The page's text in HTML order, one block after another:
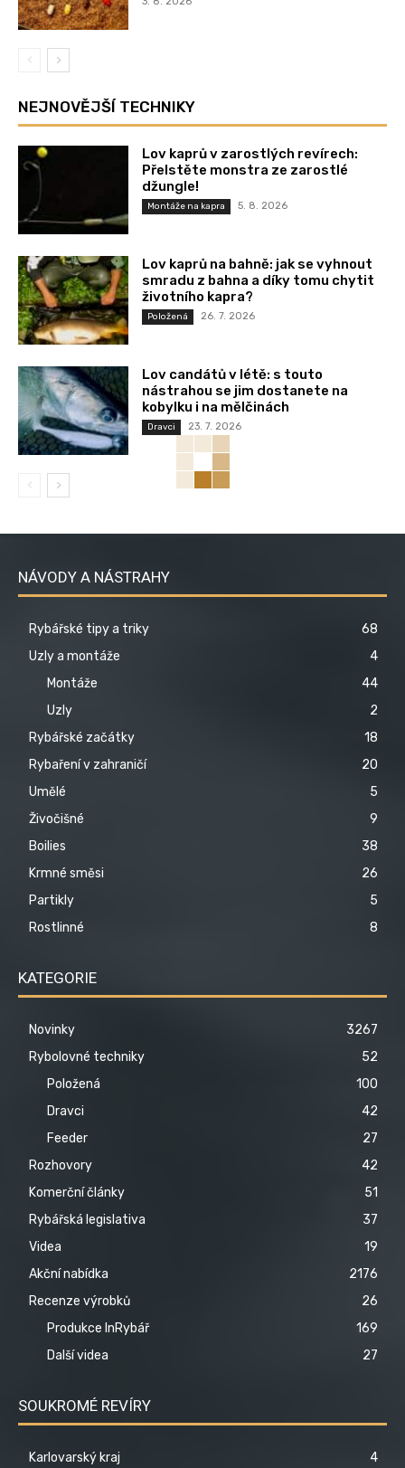
NEJNOVĚJŠÍ TECHNIKY
Lov kaprů v zarostlých revírech:
Přelstěte monstra ze zarostlé
džungle!
Montáže na kapra 5. 8. 2026
Lov kaprů na bahně: jak se vyhnout
smradu z bahna a díky tomu chytit
životního kapra?
Položená 26. 7. 2026
Lov candátů v létě: s touto
nástrahou se jim dostanete na
kobylku i na mělčinách
Dravci 23. 7. 2026
NÁVODY A NÁSTRAHY
Rybářské tipy a triky
68
Uzly a montáže
4
Montáže
44
Uzly
2
Rybářské začátky
18
Rybaření v zahraničí
20
Umělé
5
Živočišné
9
Boilies
38
Krmné směsi
26
Partikly
5
Rostlinné
8
KATEGORIE
Novinky
3267
Rybolovné techniky
52
Položená
100
Dravci
42
Feeder
27
Rozhovory
42
Komerční články
51
Rybářská legislativa
37
Videa
19
Akční nabídka
2176
Recenze výrobků
26
Produkce InRybář
169
Další videa
27
SOUKROMÉ REVÍRY
Karlovarský kraj
4